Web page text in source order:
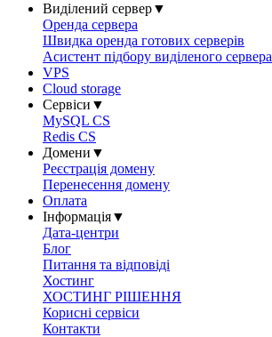
Виділений сервер▼
Оренда сервера
Швидка оренда готових серверів
Асистент підбору виділеного сервера
VPS
Cloud storage
Сервіси ▼
MySQL CS
Redis CS
Домени ▼
Реєстрація домену
Перенесення домену
Оплата
Інформація▼
Дата-центри
Блог
Питання та відповіді
Хостинг
ХОСТИНГ РІШЕННЯ
Корисні сервіси
Контакти